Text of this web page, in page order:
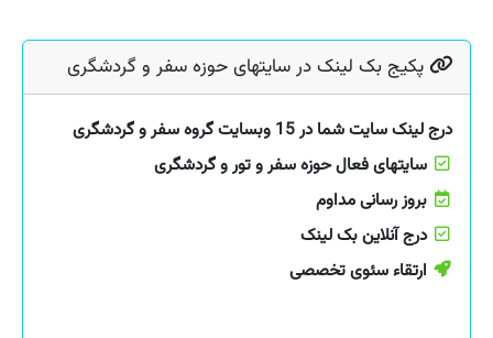
پکیج بک لینک در سایتهای حوزه سفر و گردشگری
درج لینک سایت شما در 15 وبسایت گروه سفر و گردشگری
سایتهای فعال حوزه سفر و تور و گردشگری
بروز رسانی مداوم
درج آنلاین بک لینک
ارتقاء سئوی تخصصی